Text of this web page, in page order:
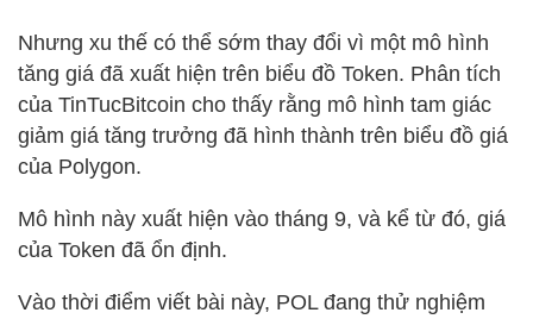
Nhưng xu thế có thể sớm thay đổi vì một mô hình
tăng giá đã xuất hiện trên biểu đồ Token. Phân tích
của TinTucBitcoin cho thấy rằng mô hình tam giác
giảm giá tăng trưởng đã hình thành trên biểu đồ giá
của Polygon.
Mô hình này xuất hiện vào tháng 9, và kể từ đó, giá
của Token đã ổn định.
Vào thời điểm viết bài này, POL đang thử nghiệm